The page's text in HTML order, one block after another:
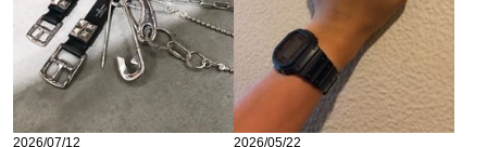
2026/07/12 2026/05/22